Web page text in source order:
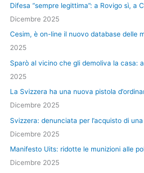
Difesa “sempre legittima”: a Rovigo sì, a
Dicembre 2025
Cesim, è on-line il nuovo database delle
2025
Sparò al vicino che gli demoliva la casa:
2025
La Svizzera ha una nuova pistola
Dicembre 2025
Svizzera: denunciata per l’acquisto di
Dicembre 2025
Manifesto Uits: ridotte le munizioni alle
Dicembre 2025